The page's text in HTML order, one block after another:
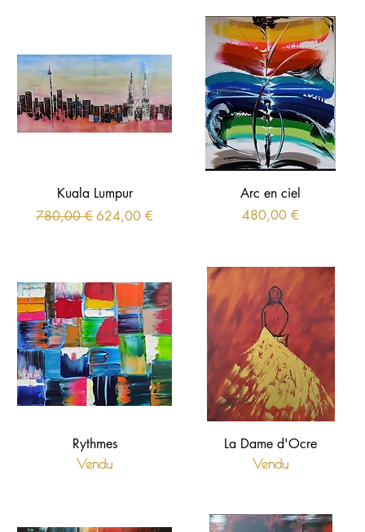
Kuala Lumpur
Prix original
780,00 €Prix promotionnel
624,00 €
Arc en ciel
Prix
480,00 €
Rythmes
Vendu
La Dame d'Ocre
Vendu